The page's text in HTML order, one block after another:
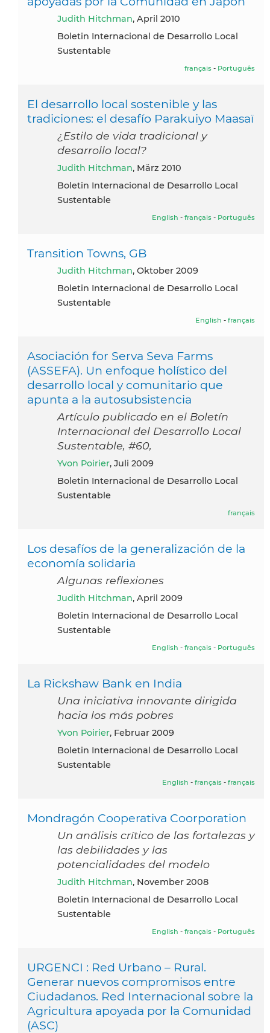
Judith Hitchman, April 2010
Boletin Internacional de Desarrollo Local
Sustentable
français - Português
El desarrollo local sostenible y las
tradiciones: el desafío Parakuiyo Maasaï
¿Estilo de vida tradicional y
desarrollo local?
Judith Hitchman, März 2010
Boletin Internacional de Desarrollo Local
Sustentable
English - français - Português
Transition Towns, GB
Judith Hitchman, Oktober 2009
Boletin Internacional de Desarrollo Local
Sustentable
English - français
Asociación for Serva Seva Farms
(ASSEFA). Un enfoque holístico del
desarrollo local y comunitario que
apunta a la autosubsistencia
Artículo publicado en el Boletín
Internacional del Desarrollo Local
Sustentable, #60,
Yvon Poirier, Juli 2009
Boletin Internacional de Desarrollo Local
Sustentable
français
Los desafíos de la generalización de la
economía solidaria
Algunas reflexiones
Judith Hitchman, April 2009
Boletin Internacional de Desarrollo Local
Sustentable
English - français - Português
La Rickshaw Bank en India
Una iniciativa innovante dirigida
hacia los más pobres
Yvon Poirier, Februar 2009
Boletin Internacional de Desarrollo Local
Sustentable
English - français - français
Mondragón Cooperativa Coorporation
Un análisis crítico de las fortalezas y
las debilidades y las
potencialidades del modelo
Judith Hitchman, November 2008
Boletin Internacional de Desarrollo Local
Sustentable
English - français - Português
URGENCI : Red Urbano – Rural.
Generar nuevos compromisos entre
Ciudadanos. Red Internacional sobre la
Agricultura apoyada por la Comunidad
(ASC)